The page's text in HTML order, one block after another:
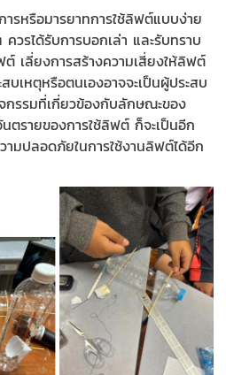
อมารยาทการใช้ลิฟต์แบบง่าย
วรได้รับการบอกเล่า และรับทราบ
เลี่ยงการสร้างความเสี่ยงให้ลิฟต์
เหตุหรือตนเองอาจจะเป็นผู้ประสบ
กรรมที่เกี่ยวข้องกับลักษณะของ
ตรายของการใช้ลิฟต์ ก็จะเป็นอีก
มปลอดภัยในการใช้งานลิฟต์ได้อีก